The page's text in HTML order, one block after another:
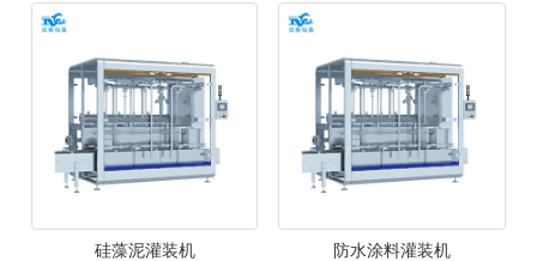
硅藻泥灌装机 防水涂料灌装机